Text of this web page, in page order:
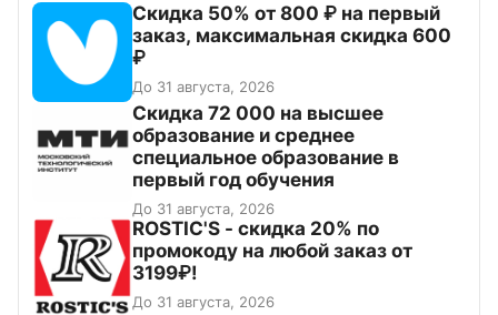
Скидка 50% от 800 ₽ на первый
заказ, максимальная скидка 600
₽
До 31 августа, 2026
Скидка 72 000 на высшее
образование и среднее
специальное образование в
первый год обучения
До 31 августа, 2026
ROSTIC'S - скидка 20% по
промокоду на любой заказ от
3199₽!
До 31 августа, 2026